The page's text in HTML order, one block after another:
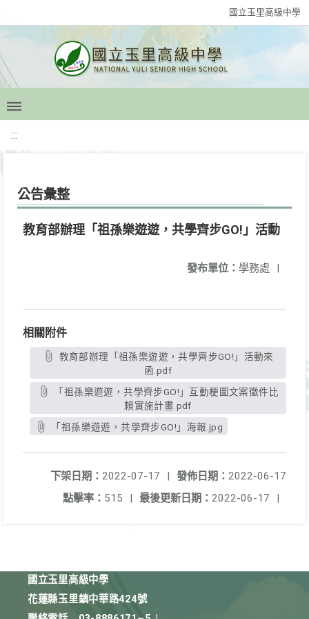
國立玉里高級中學
:::
公告彙整
教育部辦理「祖孫樂遊遊，共學齊步GO!」活動
發布單位： 學務處 |
相關附件
函.pdf
賴實施計畫.pdf
「祖孫樂遊遊，共學齊步GO!」海報.jpg
發佈日期： 2022-06-17
下架日期： 2022-07-17
|
最後更新日期： 2022-06-17 |
點擊率： 515 |
國立玉里高級中學
花蓮縣玉里鎮中華路424號